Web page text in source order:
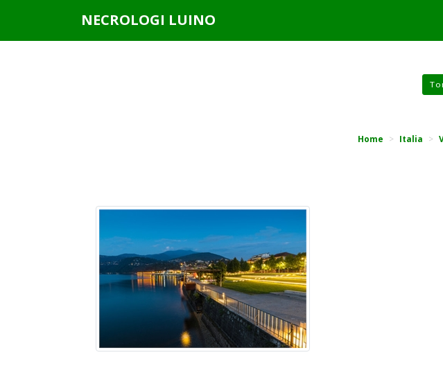
NECROLOGI LUINO
Home Italia
scorrendo questa pagina, cliccando su un link o proseguendo la